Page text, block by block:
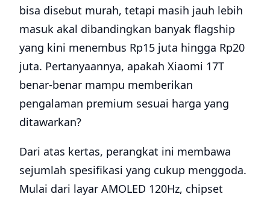
bisa disebut murah, tetapi masih jauh lebih
masuk akal dibandingkan banyak flagship
yang kini menembus Rp15 juta hingga Rp20
juta. Pertanyaannya, apakah Xiaomi 17T
benar-benar mampu memberikan
pengalaman premium sesuai harga yang
ditawarkan?
Dari atas kertas, perangkat ini membawa
sejumlah spesifikasi yang cukup menggoda.
Mulai dari layar AMOLED 120Hz, chipset